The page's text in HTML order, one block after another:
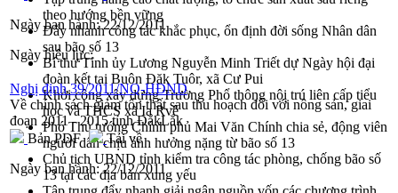
theo hướng bền vững
Đẩy nhanh công tác khắc phục, ổn định đời sống Nhân dân
sau bão số 13
Bí thư Tỉnh ủy Lương Nguyễn Minh Triết dự Ngày hội đại
đoàn kết tại Buôn Đăk Tuôr, xã Cư Pui
Khởi công xây dựng Trường Phổ thông nội trú liên cấp tiểu
học và THCS xã Ia Rvê
Phó Thủ tướng Chính phủ Mai Văn Chính chia sẻ, động viên
người dân chịu ảnh hưởng nặng từ bão số 13
Chủ tịch UBND tỉnh kiểm tra công tác phòng, chống bão số
13 tại các địa bàn xung yếu
Ngày ban hành:22/12/2011
Ngày hiệu lực:
Nghị định 39/2011/NQ-HĐND
Về chính sách giảm tổn thất sau thu hoạch đối với nông sản, giai
đoạn 2011 - 2015 tỉnh ĐắkLắk
Bản PDF
Tải về
Ngày ban hành:22/12/2011